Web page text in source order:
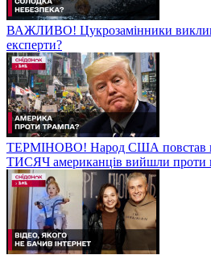
ВАЖЛИВО! Цукрозамінники
експерти?
ТЕРМІНОВО! Народ США
ТИСЯЧ американців вийшли проти